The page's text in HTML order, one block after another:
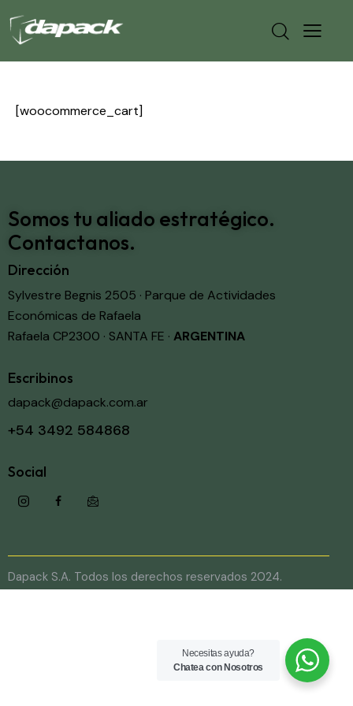
[woocommerce_cart]
Somos tu aliado estratégico.
Contactanos.
Dirección
Sylvestre Begnis 2505 · Parque de Actividades
Económicas de Rafaela
Rafaela CP2300 · SANTA FE · ARGENTINA
Escribinos
dapack@dapack.com.ar
+54 3492 584868
Social
Dapack S.A. Todos los derechos reservados 2024.
Necesitas ayuda?
Chatea con Nosotros